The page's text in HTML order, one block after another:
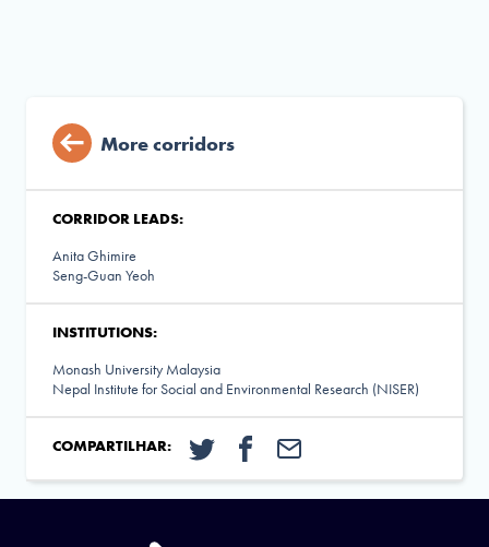
More corridors
CORRIDOR LEADS:
Anita Ghimire
Seng-Guan Yeoh
INSTITUTIONS:
Monash University Malaysia
Nepal Institute for Social and Environmental Research (NISER)
COMPARTILHAR: